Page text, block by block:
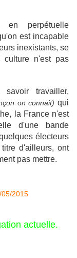
perpétuelle
est incapable
inexistants, se
culture n'est pas
travailler,
on connait) qui
la France n'est
d'une bande
électeurs
d'ailleurs, ont
pas mettre.
actuelle.